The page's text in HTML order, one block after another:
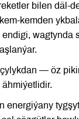
bilen däl-
kemden
— öz
energiýany